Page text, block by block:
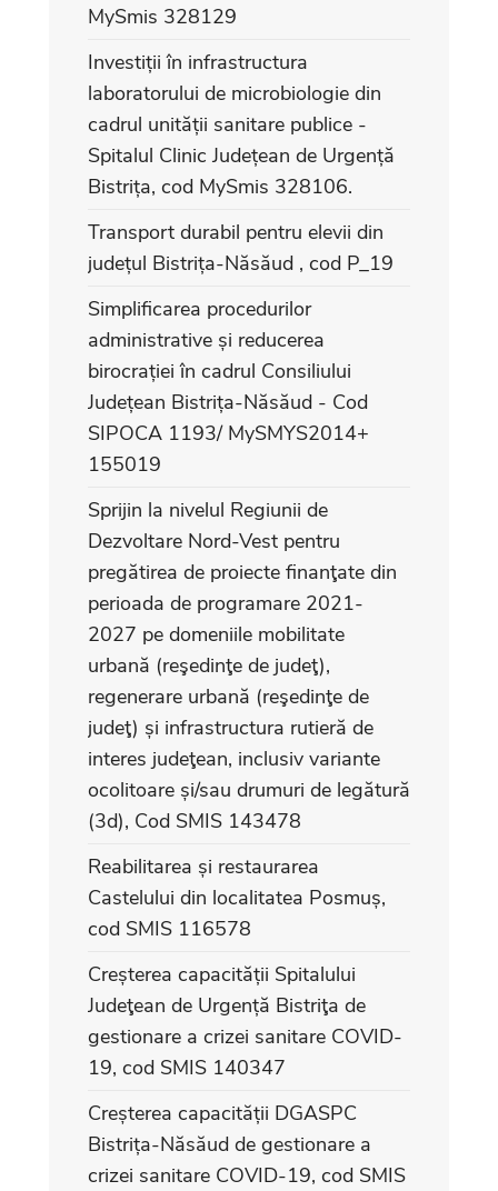
MySmis 328129
Investiții în infrastructura
laboratorului de microbiologie din
cadrul unității sanitare publice -
Spitalul Clinic Județean de Urgență
Bistrița, cod MySmis 328106.
Transport durabil pentru elevii din
județul Bistrița-Năsăud , cod P_19
Simplificarea procedurilor
administrative și reducerea
birocrației în cadrul Consiliului
Județean Bistrița-Năsăud - Cod
SIPOCA 1193/ MySMYS2014+
155019
Sprijin la nivelul Regiunii de
Dezvoltare Nord-Vest pentru
pregătirea de proiecte finanţate din
perioada de programare 2021-
2027 pe domeniile mobilitate
urbană (reşedinţe de judeţ),
regenerare urbană (reşedinţe de
judeţ) și infrastructura rutieră de
interes judeţean, inclusiv variante
ocolitoare și/sau drumuri de legătură
(3d), Cod SMIS 143478
Reabilitarea și restaurarea
Castelului din localitatea Posmuș,
cod SMIS 116578
Creșterea capacității Spitalului
Judeţean de Urgență Bistriţa de
gestionare a crizei sanitare COVID-
19, cod SMIS 140347
Creșterea capacității DGASPC
Bistrița-Năsăud de gestionare a
crizei sanitare COVID-19, cod SMIS